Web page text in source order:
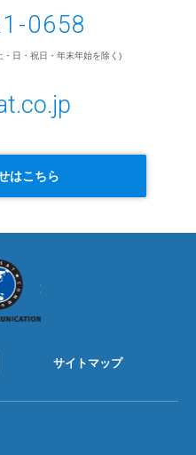
0658
日・祝日・年末年始を除く)
はこちら
サイトマップ